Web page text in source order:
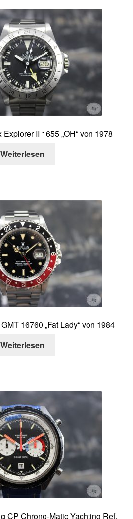
II 1655 „OH“ von 1978
Weiterlesen
16760 „Fat Lady“ von 1984
Weiterlesen
CP Chrono-Matic Yachting Ref.